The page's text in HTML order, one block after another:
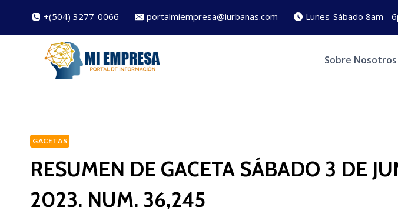
+(504) 3277-0066 portalmiempresa@iurbanas.com Lunes-Sábado 8am -
Sobre Nosotros
GACETAS
RESUMEN DE GACETA SÁBADO 3 DE
2023. NUM. 36,245